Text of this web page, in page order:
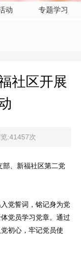
动 专题学习
社区开展
:41457次
、新福社区第二党
党誓词，铭记身为党
党员学习党章。通过
初心，牢记党员使